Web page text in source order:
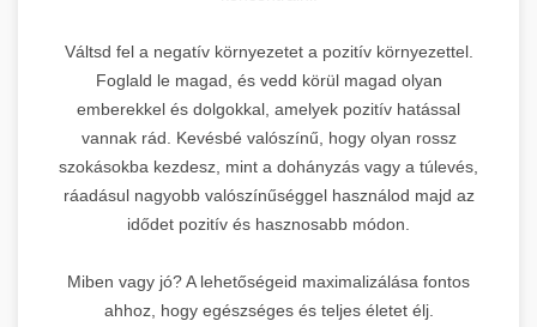
Váltsd fel a negatív környezetet a pozitív környezettel.
Foglald le magad, és vedd körül magad olyan
emberekkel és dolgokkal, amelyek pozitív hatással
vannak rád. Kevésbé valószínű, hogy olyan rossz
szokásokba kezdesz, mint a dohányzás vagy a túlevés,
ráadásul nagyobb valószínűséggel használod majd az
idődet pozitív és hasznosabb módon.
Miben vagy jó? A lehetőségeid maximalizálása fontos
ahhoz, hogy egészséges és teljes életet élj.